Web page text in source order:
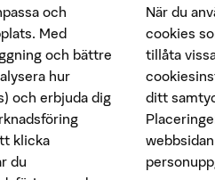
och
Med
och bättre
hur
och erbjuda dig
klicka
du
När du
cookies
tillåta
ditt